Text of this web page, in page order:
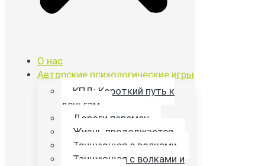
О нас
Авторские психологические игры
КПД: Короткий путь к
деньгам
Дороги перемен
Жизнь продолжается
Танцующая с волками
Танцующая с волками и